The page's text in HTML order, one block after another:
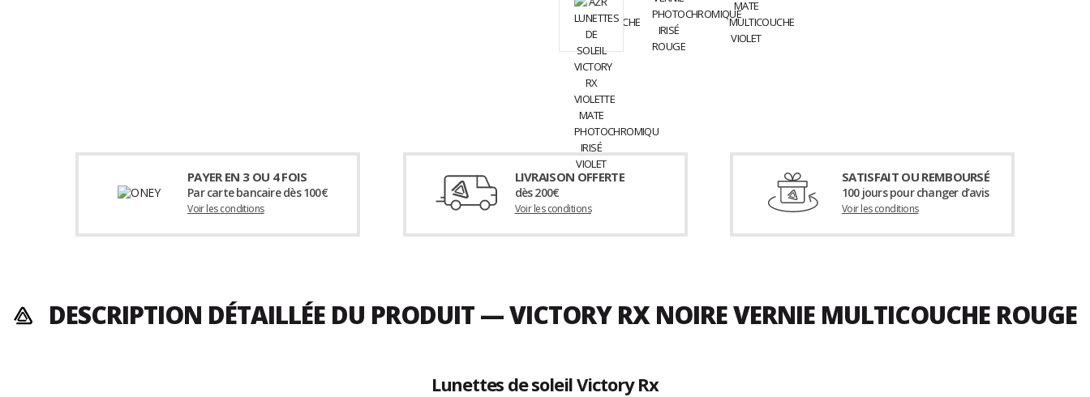
PAYER EN 3 OU 4 FOIS
Par carte bancaire dès 100€
Voir les conditions
LIVRAISON OFFERTE
dès 200€
Voir les conditions
SATISFAIT OU REMBOURSÉ
100 jours pour changer d’avis
Voir les conditions
DESCRIPTION DÉTAILLÉE DU PRODUIT — VICTORY RX NOIRE VERNIE MULTICOUCHE ROUGE
Lunettes de soleil Victory Rx